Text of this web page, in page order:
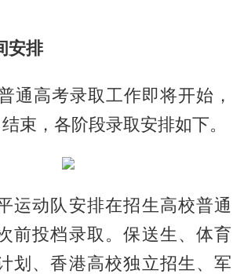
安排
通高考录取工作即将开始，
束，各阶段录取安排如下。
运动队安排在招生高校普通
前投档录取。保送生、体育
划、香港高校独立招生、军